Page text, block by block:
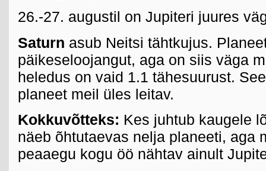
26.-27. augustil on Jupiteri juures
Saturn asub Neitsi tähtkujus.
päikeseloojangut, aga on siis väga
heledus on vaid 1.1 tähesuurust.
planeet meil üles leitav.
Kokkuvõtteks: Kes juhtub kaugele
näeb õhtutaevas nelja planeeti, aga
peaaegu kogu öö nähtav ainult